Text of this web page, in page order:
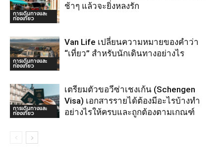
การเดินทางและ
ท่องเที่ยว
ช้าๆ แล้วจะยิ่งหลงรัก
การเดินทางและ
ท่องเที่ยว
Van Life เปลี่ยนความหมายของคำว่า
“เที่ยว” สำหรับนักเดินทางอย่างไร
การเดินทางและ
ท่องเที่ยว
เตรียมตัวขอวีซ่าเชงเก้น (Schengen
Visa) เอกสารรายได้ต้องมีอะไรบ้างทำ
อย่างไรให้ครบและถูกต้องตามเกณฑ์